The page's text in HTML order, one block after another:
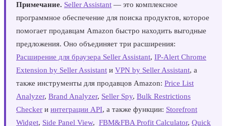
Примечание. Seller Assistant — это комплексное
программное обеспечение для поиска продуктов, которое
помогает продавцам Amazon быстро находить выгодные
предложения. Оно объединяет три расширения:
Расширение для браузера Seller Assistant, IP-Alert Chrome
Extension by Seller Assistant и VPN by Seller Assistant, а
также инструменты для продавцов Amazon: Price List
Analyzer, Brand Analyzer, Seller Spy, Bulk Restrictions
Checker и интеграции API, а также функции: Storefront
Widget, Side Panel View, FBM&FBA Profit Calculator, Quick